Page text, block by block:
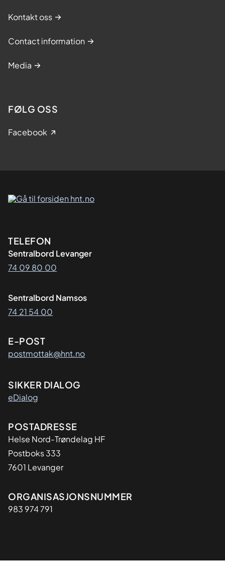
Kontakt oss
Contact information
Media
FØLG OSS
Facebook
Kontaktinformasjon
TELEFON
Sentralbord Levanger
74 09 80 00
Sentralbord Namsos
74 21 54 00
E-POST
postmottak@hnt.no
SIKKER DIALOG
eDialog
Adresse
POSTADRESSE
Helse Nord-Trøndelag HF
Postboks 333
7601 Levanger
Organisasjon
ORGANISASJONSNUMMER
983 974 791